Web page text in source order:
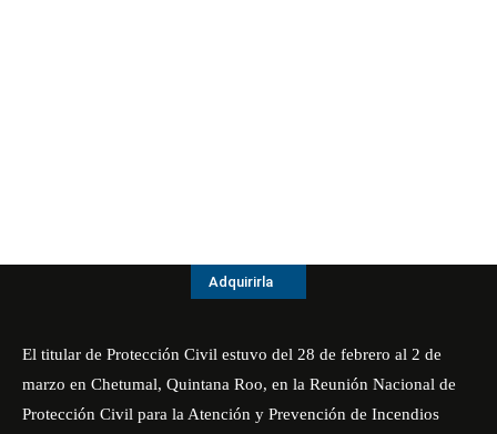
Adquirirla
El titular de Protección Civil estuvo del 28 de febrero al 2 de
marzo en Chetumal, Quintana Roo, en la Reunión Nacional de
Protección Civil para la Atención y Prevención de Incendios